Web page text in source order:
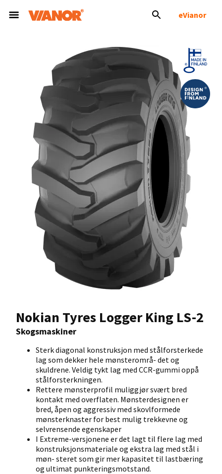
eVianor
Nokian Tyres Logger King LS-2
Skogsmaskiner
Sterk diagonal konstruksjon med stålforsterkede
lag som dekker hele mønsterområ- det og
skuldrene. Veldig tykt lag med CCR-gummi oppå
stålforsterkningen.
Rettere mønsterprofil muliggjør svært bred
kontakt med overflaten. Mønsterdesignen er
bred, åpen og aggressiv med skovlformede
mønsterknaster for best mulig trekkevne og
selvrensende egenskaper
I Extreme-versjonene er det lagt til flere lag med
konstruksjonsmateriale og ekstra lag med stål i
møn- steret som gir mer kapasitet til lastbæring
og ultimat punkteringsmotstand.